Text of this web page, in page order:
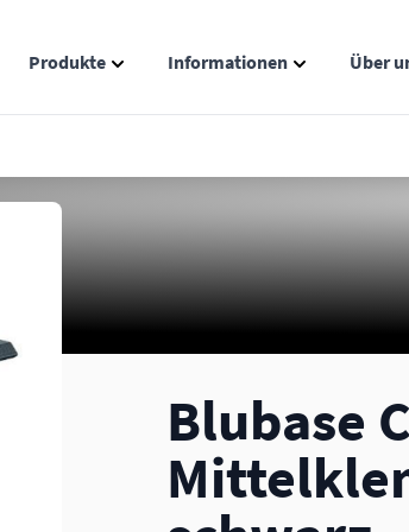
Produkte
Informationen
Über
Blubase